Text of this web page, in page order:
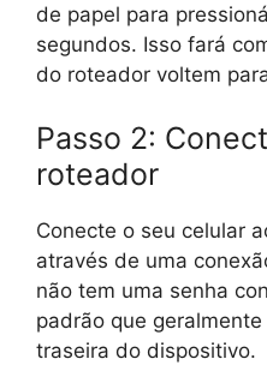
de papel para
segundos. Isso fará
do roteador voltem
Passo 2:
roteador
Conecte o seu celular
através de uma
não tem uma senha
padrão que
traseira do dispositivo.